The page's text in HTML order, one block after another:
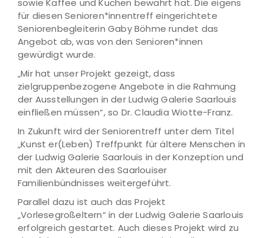
sowie Kaffee und Kuchen bewährt hat. Die eigens
für diesen Senioren*innentreff eingerichtete
Seniorenbegleiterin Gaby Böhme rundet das
Angebot ab, was von den Senioren*innen
gewürdigt wurde.
„Mir hat unser Projekt gezeigt, dass
zielgruppenbezogene Angebote in die Rahmung
der Ausstellungen in der Ludwig Galerie Saarlouis
einfließen müssen“, so Dr. Claudia Wiotte-Franz.
In Zukunft wird der Seniorentreff unter dem Titel
„Kunst er(Leben) Treffpunkt für ältere Menschen in
der Ludwig Galerie Saarlouis in der Konzeption und
mit den Akteuren des Saarlouiser
Familienbündnisses weitergeführt.
Parallel dazu ist auch das Projekt
„Vorlesegroßeltern“ in der Ludwig Galerie Saarlouis
erfolgreich gestartet. Auch dieses Projekt wird zu